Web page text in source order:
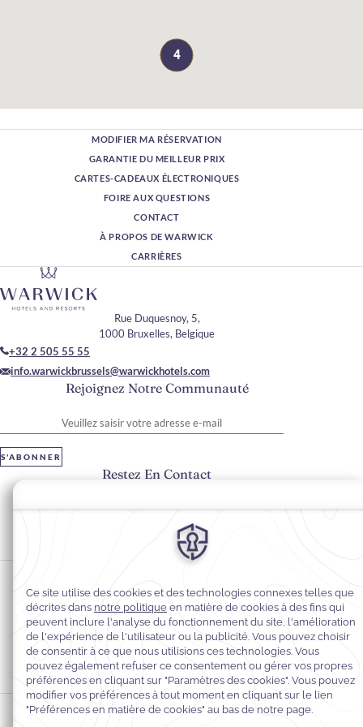
4
MODIFIER MA RÉSERVATION
GARANTIE DU MEILLEUR PRIX
CARTES-CADEAUX ÉLECTRONIQUES
FOIRE AUX QUESTIONS
CONTACT
À PROPOS DE WARWICK
CARRIÈRES
Rejoignez Notre Communauté
S'ABONNER
Rue Duquesnoy, 5,
1000 Bruxelles, Belgique
+32 2 505 55 55
info.warwickbrussels@warwickhotels.com
Restez En Contact
Politique de confidentialité
Politique en matière de cookies
Accessibilité du Web
Mentions légales
Conditions générales de vente